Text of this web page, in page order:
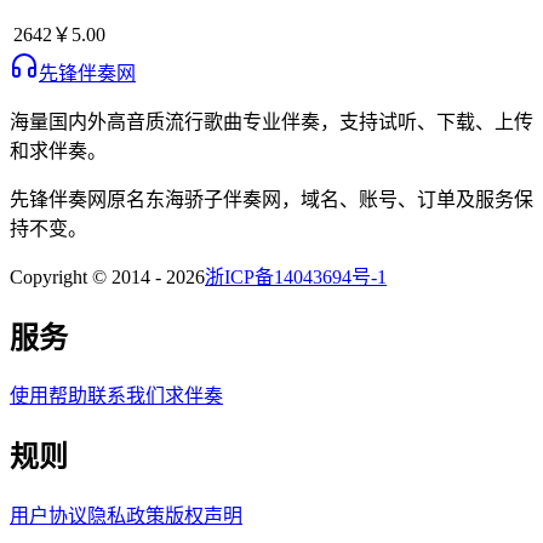
2642 ￥5.00
先锋伴奏网
海量国内外高音质流行歌曲专业伴奏，支持试听、下载、上传
和求伴奏。
先锋伴奏网 原名东海骄子伴奏网 ，域名、账号、订单及服务保
持不变。
Copyright © 2014 - 2026浙ICP备14043694号-1
服务
使用帮助联系我们 求伴奏
规则
用户协议 隐私政策版权声明